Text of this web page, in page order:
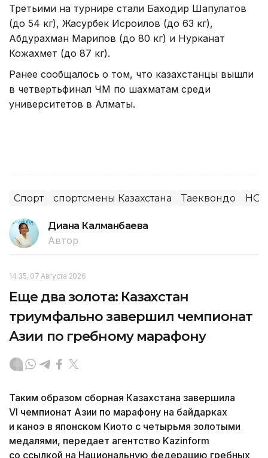
Третьими на турнире стали Баходир Шапулатов
(до 54 кг), Жасурбек Исроилов (до 63 кг),
Абдурахман Марипов (до 80 кг) и Нурканат
Кожахмет (до 87 кг).
Ранее сообщалось о том, что казахстанцы вышли
в четвертьфинал ЧМ по шахматам среди
университетов в Алматы.
Спорт спортсмены Казахстана Таеквондо НОК
Диана Калманбаева
Автор
14:35, 07 Августа 2026
Еще два золота: Казахстан
триумфально завершил чемпионат
Азии по гребному марафону
Таким образом сборная Казахстана завершила
VI чемпионат Азии по марафону на байдарках
и каноэ в японском Киото с четырьмя золотыми
медалями, передает агентство Kazinform
со ссылкой на Национальную федерацию гребных